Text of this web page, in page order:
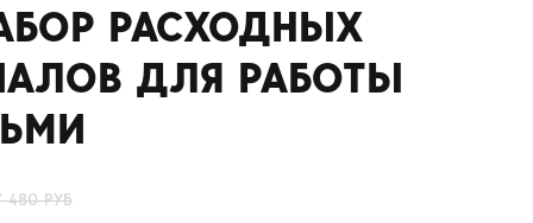
РАСХОДНЫХ
ДЛЯ РАБОТЫ
480 РУБ